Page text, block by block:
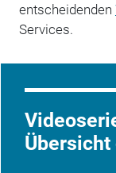
entscheidenden
Services.
Übersicht